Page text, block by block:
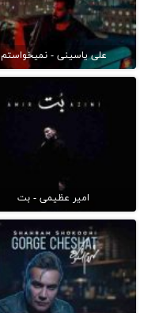
علی یاسینی - نمیخواستم
امیر عظیمی - بت